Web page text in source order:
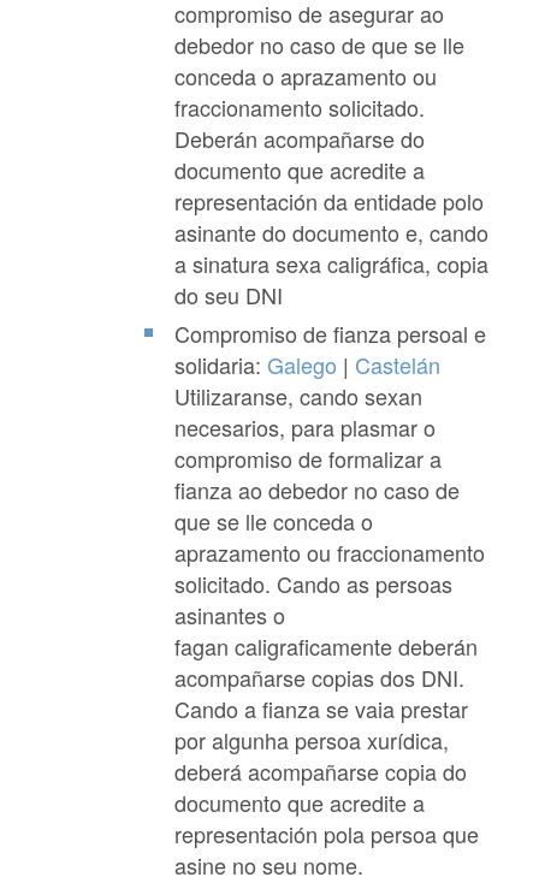
compromiso de asegurar ao
debedor no caso de que se lle
conceda o aprazamento ou
fraccionamento solicitado.
Deberán acompañarse do
documento que acredite a
representación da entidade polo
asinante do documento e, cando
a sinatura sexa caligráfica, copia
do seu DNI
Compromiso de fianza persoal e
solidaria: Galego | Castelán
Utilizaranse, cando sexan
necesarios, para plasmar o
compromiso de formalizar a
fianza ao debedor no caso de
que se lle conceda o
aprazamento ou fraccionamento
solicitado. Cando as persoas
asinantes o
fagan caligraficamente deberán
acompañarse copias dos DNI.
Cando a fianza se vaia prestar
por algunha persoa xurídica,
deberá acompañarse copia do
documento que acredite a
representación pola persoa que
asine no seu nome.